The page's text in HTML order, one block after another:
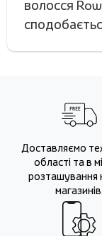
волосся
Доставляємо
області та в
розташування
магазинів.